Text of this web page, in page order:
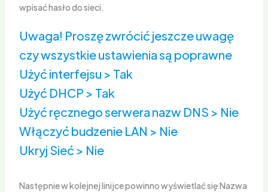
wpisać hasło do sieci.
Uwaga! Proszę zwrócić jeszcze uwagę
czy wszystkie ustawienia są poprawne
Użyć interfejsu > Tak
Użyć DHCP > Tak
Użyć ręcznego serwera nazw DNS > Nie
Włączyć budzenie LAN > Nie
Ukryj Sieć > Nie
Następnie w kolejnej linijce powinno wyświetlać się Nazwa